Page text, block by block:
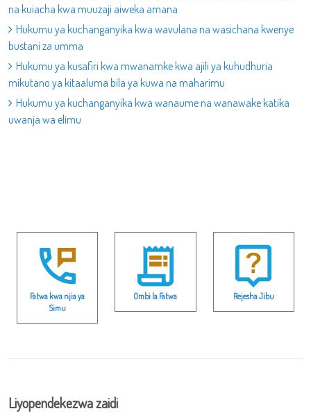
na kuiacha kwa muuzaji aiweka amana
Hukumu ya kuchanganyika kwa wavulana na wasichana kwenye
bustani za umma
Hukumu ya kusafiri kwa mwanamke kwa ajili ya kuhudhuria
mikutano ya kitaaluma bila ya kuwa na maharimu
Hukumu ya kuchanganyika kwa wanaume na wanawake katika
uwanja wa elimu
Fatwa kwa njia ya
Simu
Ombi la Fatwa Rejesha Jibu
Liyopendekezwa zaidi